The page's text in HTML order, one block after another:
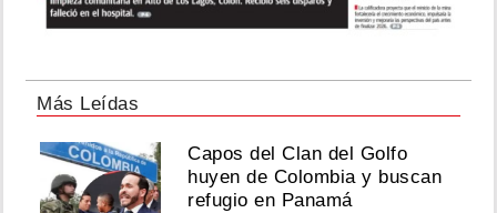
Más Leídas
Capos del Clan del Golfo
huyen de Colombia y buscan
refugio en Panamá